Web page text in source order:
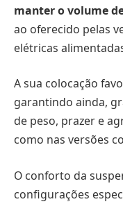
manter o volume
ao oferecido pelas
elétricas
A sua colocação
garantindo ainda,
de peso, prazer e
como nas versões
O conforto da
configurações